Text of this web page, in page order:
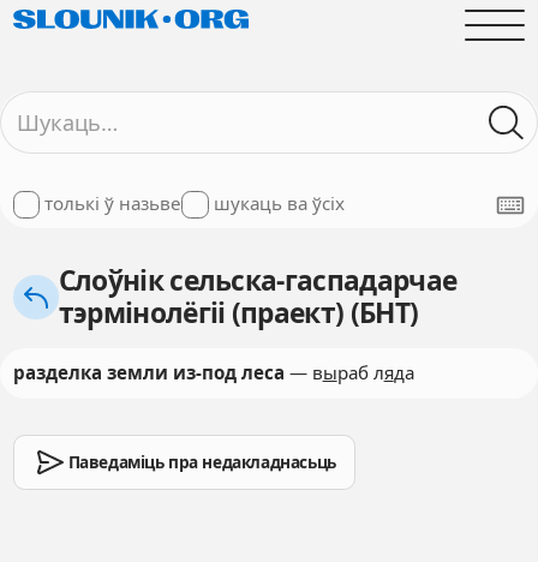
толькі ў назьве шукаць ва ўсіх
Слоўнік сельска-гаспадарчае
тэрмінолёгіі (праект) (БНТ)
разделка земли из-под леса — выраб ляда
Паведаміць пра недакладнасьць